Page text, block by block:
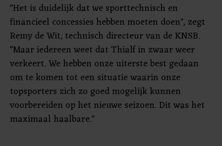
"Het is duidelijk dat we sporttechnisch en
financieel concessies hebben moeten doen", zegt
Remy de Wit, technisch directeur van de KNSB.
"Maar iedereen weet dat Thialf in zwaar weer
verkeert. We hebben onze uiterste best gedaan
om te komen tot een situatie waarin onze
topsporters zich zo goed mogelijk kunnen
voorbereiden op het nieuwe seizoen. Dit was het
maximaal haalbare."